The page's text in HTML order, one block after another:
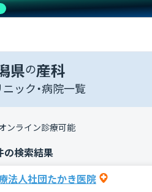
県の産科
ニック・病院一覧
ンライン診療可能
の検索結果
法人社団たかき医院